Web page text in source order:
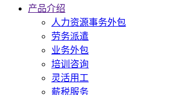
产品介绍
人力资源事务外包
劳务派遣
业务外包
培训咨询
灵活用工
薪税服务